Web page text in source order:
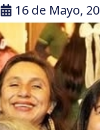
16 de Mayo,